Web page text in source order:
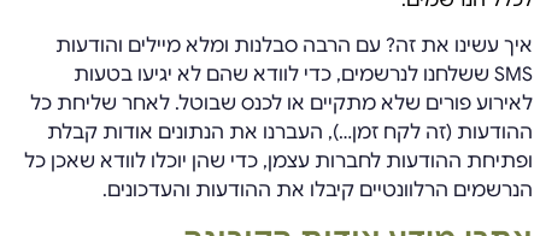
איך עשינו את זה? עם הרבה סבלנות ומלא מיילים והודעות
SMS ששלחנו לנרשמים, כדי לוודא שהם לא יגיעו בטעות
לאירוע פורים שלא מתקיים או לכנס שבוטל. לאחר שליחת כל
ההודעות (זה לקח זמן…), העברנו את הנתונים אודות קבלת
ופתיחת ההודעות לחברות עצמן, כדי שהן יוכלו לוודא שאכן כל
הנרשמים הרלוונטיים קיבלו את ההודעות והעדכונים.